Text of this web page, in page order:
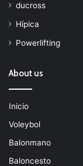
ducross
Hípica
Powerlifting
About us
Inicio
Voleybol
Balonmano
Baloncesto